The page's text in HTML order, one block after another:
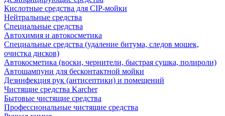
Кислотные средства для CIP-мойки
Нейтральные средства
Специальные средства
Автохимия и автокосметика
Специальные средства (удаление битума, следов мошек,
очистка дисков)
Автокосметика (воски, чернители, быстрая сушка, полироли)
Автошампуни для бесконтактной мойки
Дезинфекция рук (антисептики) и помещений
Чистящие средства Karcher
Бытовые чистящие средства
Профессиональные чистящие средства